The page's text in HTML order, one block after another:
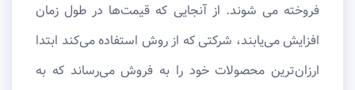
فروخته می شوند. از آنجایی که قیمت‌ها در طول زمان
افزایش می‌یابند، شرکتی که از روش استفاده می‌کند ابتدا
ارزان‌ترین محصولات خود را به فروش می‌رساند که به